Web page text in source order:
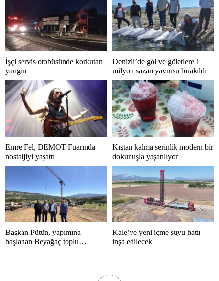
İşçi servis otobüsünde korkutan
yangın
Denizli’de göl ve göletlere 1
milyon sazan yavrusu bırakıldı
Emre Fel, DEMOT Fuarında
nostaljiyi yaşattı
Kıştan kalma serinlik modern bir
dokunuşla yaşatılıyor
Başkan Pütün, yapımına
başlanan Beyağaç toplu
Kale’ye yeni içme suyu hattı
inşa edilecek